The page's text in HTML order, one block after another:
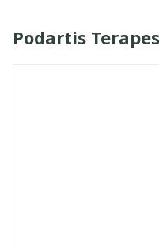
Podartis